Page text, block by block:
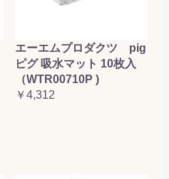
エーエムプロダクツ pig
ピグ 吸水マット 10枚入
（WTR00710P )
￥4,312